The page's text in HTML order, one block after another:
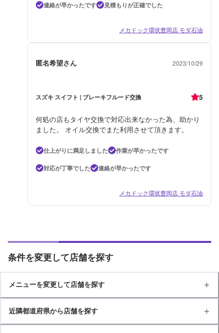
連絡が早かったです
見積もりが正確でした
メカドック環状豊岡店 モダ石油
匿名希望さん 2023/10/29
スズキ スイフト | ブレーキフルード交換 5
何処の店もタイヤ交換で対応出来なかった為、助かり
ました。 オイル交換でまた利用させて頂きます。
仕上がりに満足しました
作業が早かったです
対応が丁寧でした
連絡が早かったです
メカドック環状豊岡店 モダ石油
条件を変更して店舗を探す
メニューを変更して店舗を探す
近隣都道府県から店舗を探す